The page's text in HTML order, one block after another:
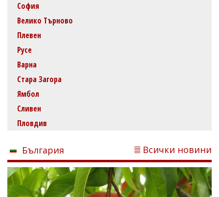
София
Велико Търново
Плевен
Русе
Варна
Стара Загора
Ямбол
Сливен
Пловдив
България Всички новини